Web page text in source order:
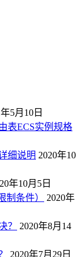
5月10日
表ECS实例规格
细说明 2020年10
年10月5日
制条件）
2020年
？
2020年8月14
2020年7月29日